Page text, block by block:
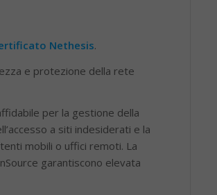
Nethesis.
e protezione della rete
per la gestione della
a siti indesiderati e la
mobili o uffici remoti. La
garantiscono elevata